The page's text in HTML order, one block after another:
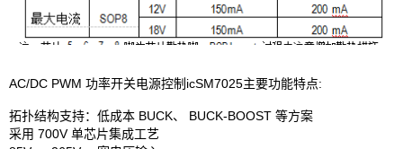
AC/DC PWM 功率开关电源控制icSM7025主要功能特点:
拓扑结构支持：低成本 BUCK、 BUCK-BOOST 等方案
采用 700V 单芯片集成工艺